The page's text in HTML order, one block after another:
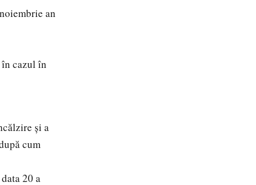
an
cazul în
și a
cum
20 a